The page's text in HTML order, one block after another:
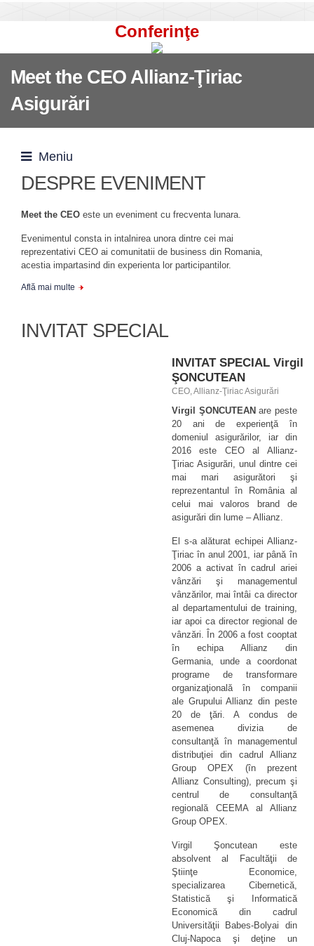
Conferinţe
Meet the CEO Allianz-Ţiriac
Asigurări
Meniu
DESPRE EVENIMENT
Meet the CEO este un eveniment cu frecventa lunara.
Evenimentul consta in intalnirea unora dintre cei mai
reprezentativi CEO ai comunitatii de business din Romania,
acestia impartasind din experienta lor participantilor.
Află mai multe
INVITAT SPECIAL
INVITAT SPECIAL Virgil
ŞONCUTEAN
CEO, Allianz-Ţiriac Asigurări
Virgil ŞONCUTEANare peste
20 ani de experienţă în
domeniul asigurărilor, iar din
2016 este CEO al Allianz-
Ţiriac Asigurări, unul dintre cei
mai mari asigurători şi
reprezentantul în România al
celui mai valoros brand de
asigurări din lume – Allianz.
El s-a alăturat echipei Allianz-
Ţiriac în anul 2001, iar până în
2006 a activat în cadrul ariei
vânzări şi managementul
vânzărilor, mai întâi ca director
al departamentului de training,
iar apoi ca director regional de
vânzări. În 2006 a fost cooptat
în echipa Allianz din
Germania, unde a coordonat
programe de transformare
organizaţională în companii
ale Grupului Allianz din peste
20 de ţări. A condus de
asemenea divizia de
consultanţă în managementul
distribuţiei din cadrul Allianz
Group OPEX (în prezent
Allianz Consulting), precum şi
centrul de consultanţă
regională CEEMA al Allianz
Group OPEX.
Virgil Şoncutean este
absolvent al Facultăţii de
Ştiinţe Economice,
specializarea Cibernetică,
Statistică şi Informatică
Economică din cadrul
Universităţii Babes-Bolyai din
Cluj-Napoca şi deţine un